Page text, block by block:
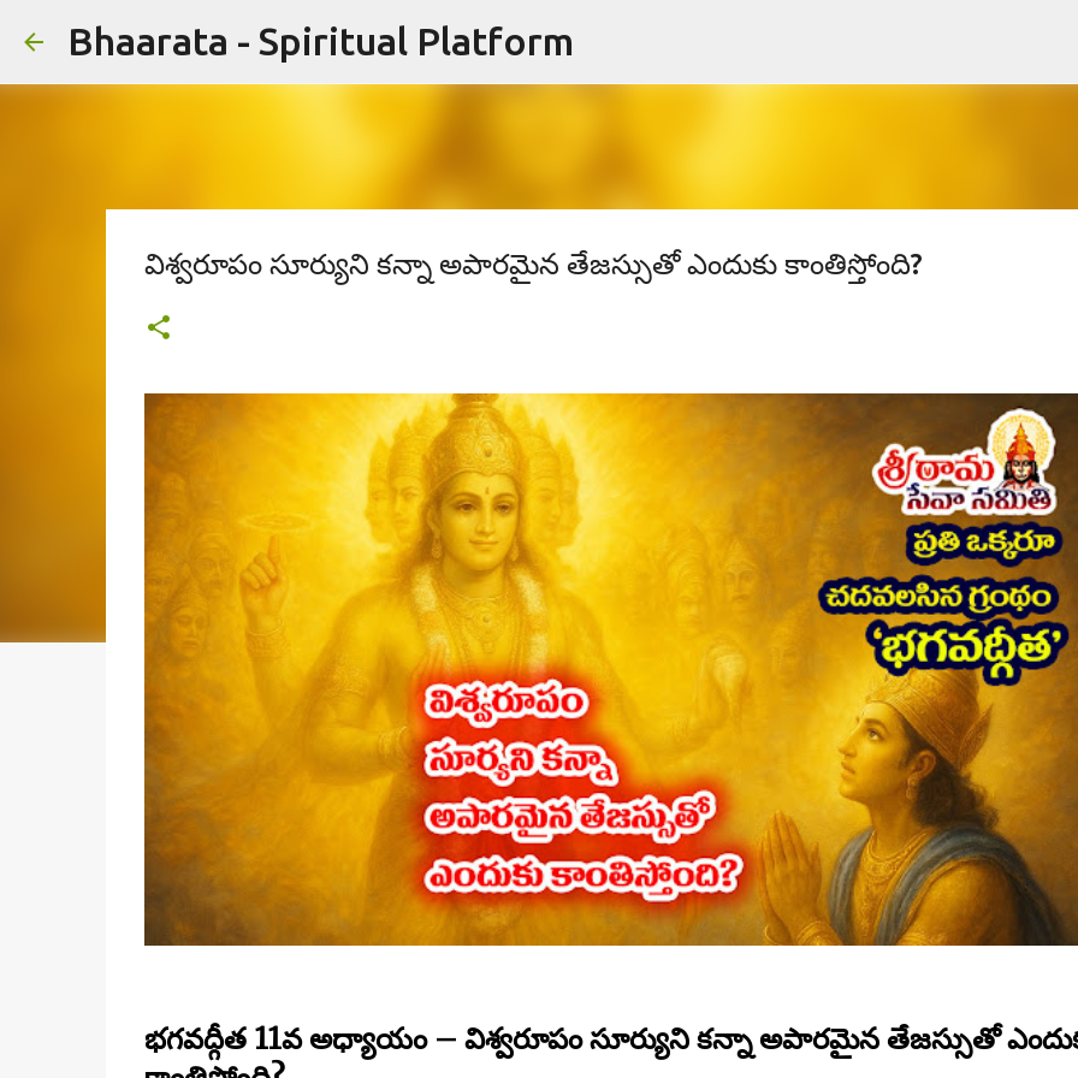
Bhaarata - Spiritual Platform
విశ్వరూపం సూర్యుని కన్నా అపారమైన తేజస్సుతో ఎందుకు కాంతిస్తోంది?
భగవద్గీత 11వ అధ్యాయం – విశ్వరూపం సూర్యుని కన్నా అపారమైన తేజస్సుతో